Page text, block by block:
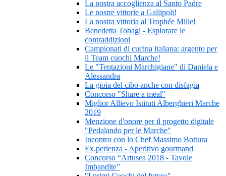
La nostra accoglienza al Santo Padre
Le nostre vittorie a Gallipoli!
La nostra vittoria al Trophée Mille!
Benedetta Tobagi - Esplorare le
contraddizioni
Campionati di cucina italiana: argento per
il Team cuochi Marche!
Le "Tentazioni Marchigiane" di Daniela e
Alessandra
La gioia del cibo anche con disfagia
Concorso "Share a meal"
Miglior Allievo Istituti Alberghieri Marche
2019
Menzione d'onore per il progetto digitale
"Pedalando per le Marche"
Incontro con lo Chef Massimo Bottura
Ex.perienza - Aperitivo gourmand
Concorso “Artusea 2018 - Tavole
Imbandite”